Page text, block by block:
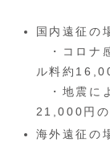
国内遠征の
・コロナ
ル料約
・地震に
21,000円の
海外遠征の